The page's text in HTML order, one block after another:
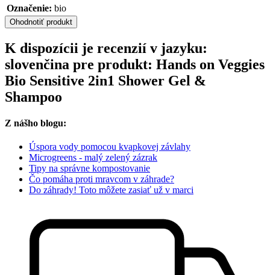
Označenie: bio
Ohodnotiť produkt
K dispozícii je recenzií v jazyku:
slovenčina pre produkt: Hands on Veggies
Bio Sensitive 2in1 Shower Gel &
Shampoo
Z nášho blogu:
Úspora vody pomocou kvapkovej závlahy
Microgreens - malý zelený zázrak
Tipy na správne kompostovanie
Čo pomáha proti mravcom v záhrade?
Do záhrady! Toto môžete zasiať už v marci